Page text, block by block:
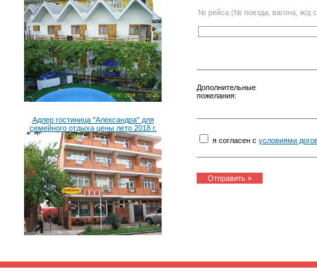
Адлер гостиница "Александра" для
семейного отдыха цены лето 2018 г.
№ рейса (№ поезда, вагона, ж/д
Дополнительные
пожелания:
я согласен с условиями